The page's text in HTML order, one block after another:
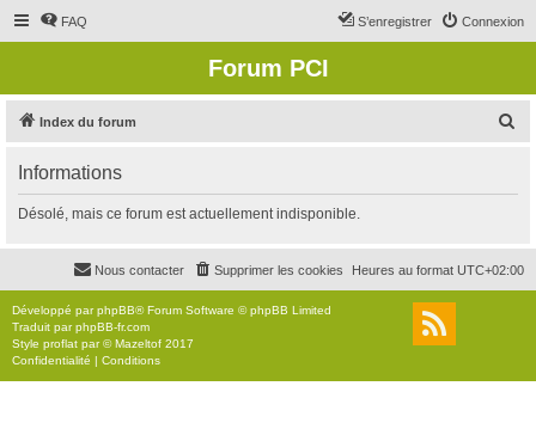
FAQ Connexion
S’enregistrer
Forum PCI
Index du forum
r
c
r
Informations
Désolé, mais ce forum est actuellement indisponible.
Heures au format UTC+02:00
Supprimer les cookies
Nous contacter
Développé parphpBB® Forum Software © phpBB Limited
Traduit parphpBB-fr.com
Style proflat par ©Mazeltof 2017
Confidentialité | Conditions